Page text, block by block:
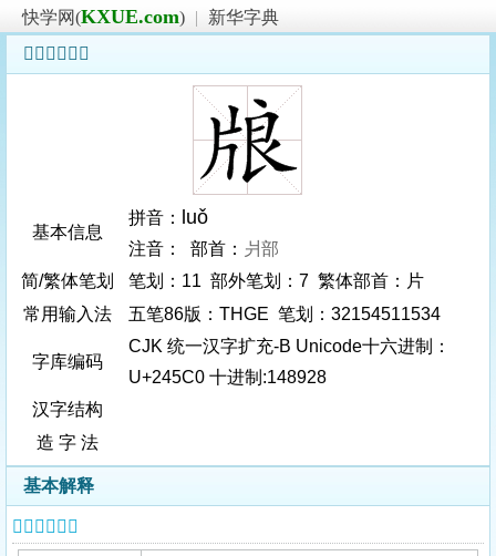
快学网(KXUE.com) |
新华字典
𤗀字基本信息
基本信息
拼音： luǒ
注音： 部首： 爿部
简/繁体笔划
笔划：11 部外笔划：7 繁体部首：片
常用输入法
五笔86版：THGE 笔划：32154511534
字库编码
CJK 统一汉字扩充-B Unicode十六进制：
U+245C0 十进制:148928
汉字结构
造 字 法
基本解释
𤗀字基本信息